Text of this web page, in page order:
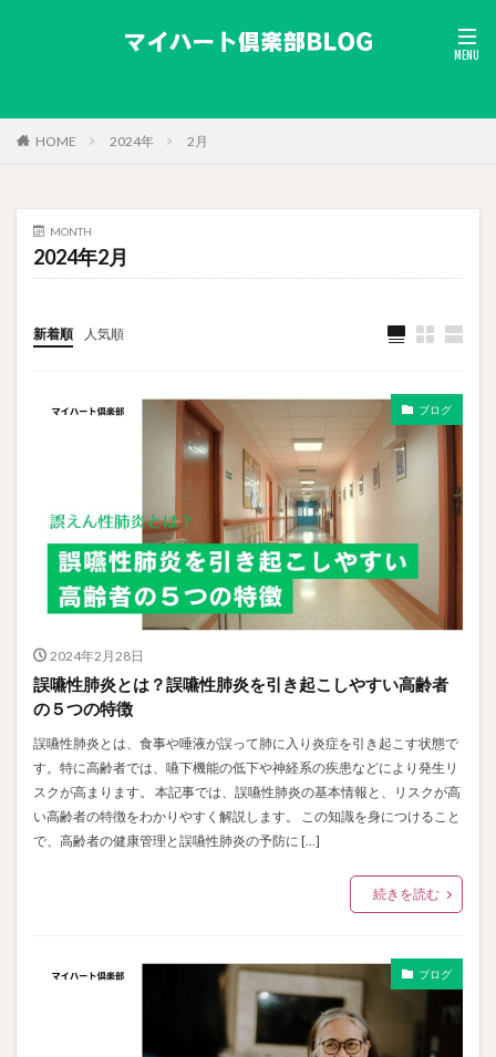
HOME 2024年 2月
MONTH
2024年2月
新着順 人気順
ブログ
2024年2月28日
誤嚥性肺炎とは？誤嚥性肺炎を引き起こしやすい高齢者
の５つの特徴
誤嚥性肺炎とは、食事や唾液が誤って肺に入り炎症を引き起こす状態で
す。特に高齢者では、嚥下機能の低下や神経系の疾患などにより発生リ
スクが高まります。 本記事では、誤嚥性肺炎の基本情報と、リスクが高
い高齢者の特徴をわかりやすく解説します。 この知識を身につけること
で、高齢者の健康管理と誤嚥性肺炎の予防に […]
続きを読む
ブログ